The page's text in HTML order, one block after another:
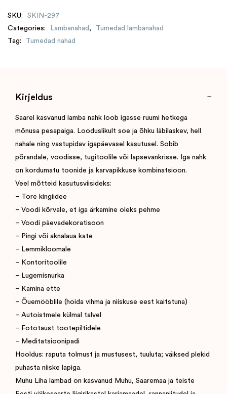
SKU:
SKIN-297
Categories:
Lambanahad ,
Tumedad lambanahad
Tag:
Tumedad nahad
Kirjeldus
Saarel kasvanud lamba nahk loob igasse ruumi hetkega
mõnusa pesapaiga. Looduslikult soe ja õhku läbilaskev, hell
nahale ning vastupidav igapäevasel kasutusel. Sobib
põrandale, voodisse, tugitoolile või lapsevankrisse. Iga nahk
on kordumatu toonide ja karvapikkuse kombinatsioon.
Veel mõtteid kasutusviisideks:
– Tore kingiidee
– Voodi kõrvale, et iga ärkamine oleks pehme
– Voodi päevadekoratisoon
– Pingi või aknalaua kate
– Lemmikloomale
– Kontoritoolile
– Lugemisnurka
– Kamina ette
– Õuemööblile (hoida vihma ja niiskuse eest kaitstuna)
– Autoistmele külmal talvel
– Fototaust tootepiltidele
– Meditatsioonipadi
Hooldus: raputa tolmust ja mustusest, tuuluta; väiksed plekid
puhasta niiske lapiga.
Muhu Liha lambad on kasvanud Muhu, Saaremaa ja teiste